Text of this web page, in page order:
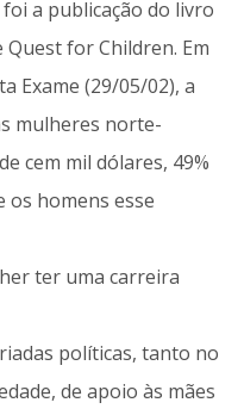
a publicação do livro
for Children. Em
Exame (29/05/02), a
mulheres norte-
cem mil dólares, 49%
homens esse
ter uma carreira
políticas, tanto no
de apoio às mães